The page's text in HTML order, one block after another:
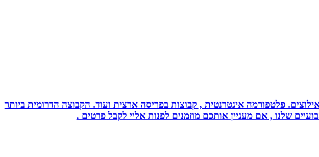
פלטפורמה אינטרנטית , קבוצות בפריסה ארצית ועוד. הקבוצה הדרומית ביותר
שלנו , אם מעניין אותכם מוזמנים לפנות אליי לקבל פרטים .